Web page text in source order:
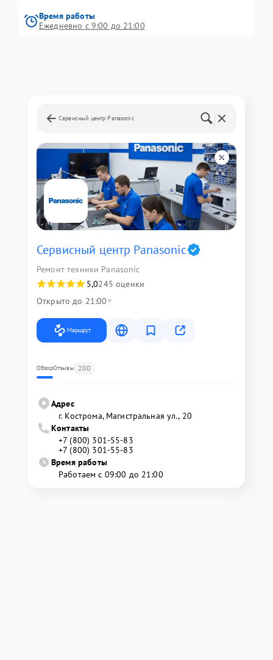
Время работы
Ежедневно с 9:00 до 21:00
Сервисный центр Panasonic
Сервисный центр Panasonic
Ремонт техники Panasonic
5,0245 оценки
Открыто до 21:00
Маршрут
ОбзорОтзывы 200
Адрес
г. Кострома, Магистральная ул., 20
Контакты
+7 (800) 301-55-83
+7 (800) 301-55-83
Время работы
Работаем с 09:00 до 21:00